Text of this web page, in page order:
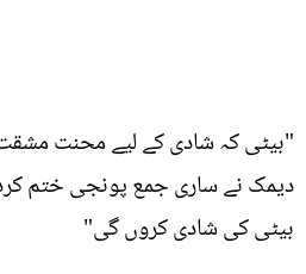
"بیٹی کہ شادی کے لیے محنت
دیمک نے ساری جمع پونجی ختم
بیٹی کی شادی کروں گی"